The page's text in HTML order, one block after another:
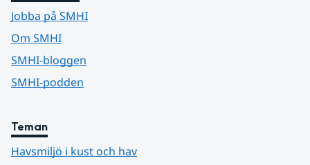
Jobba på SMHI
Om SMHI
SMHI-bloggen
SMHI-podden
Teman
Havsmiljö i kust och hav